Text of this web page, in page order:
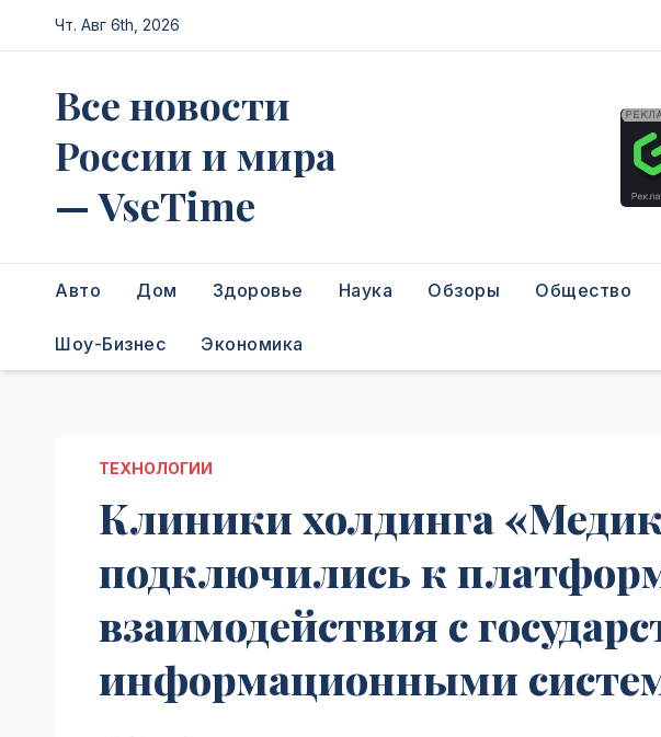
Перейти
к
Чт. Авг 6th, 2026
Все новости
России и мира
— VseTime
Авто Дом Здоровье Наука Обзоры Общество
Шоу-Бизнес Экономика
ТЕХНОЛОГИИ
Клиники холдинга
подключились к
взаимодействия с
информационными